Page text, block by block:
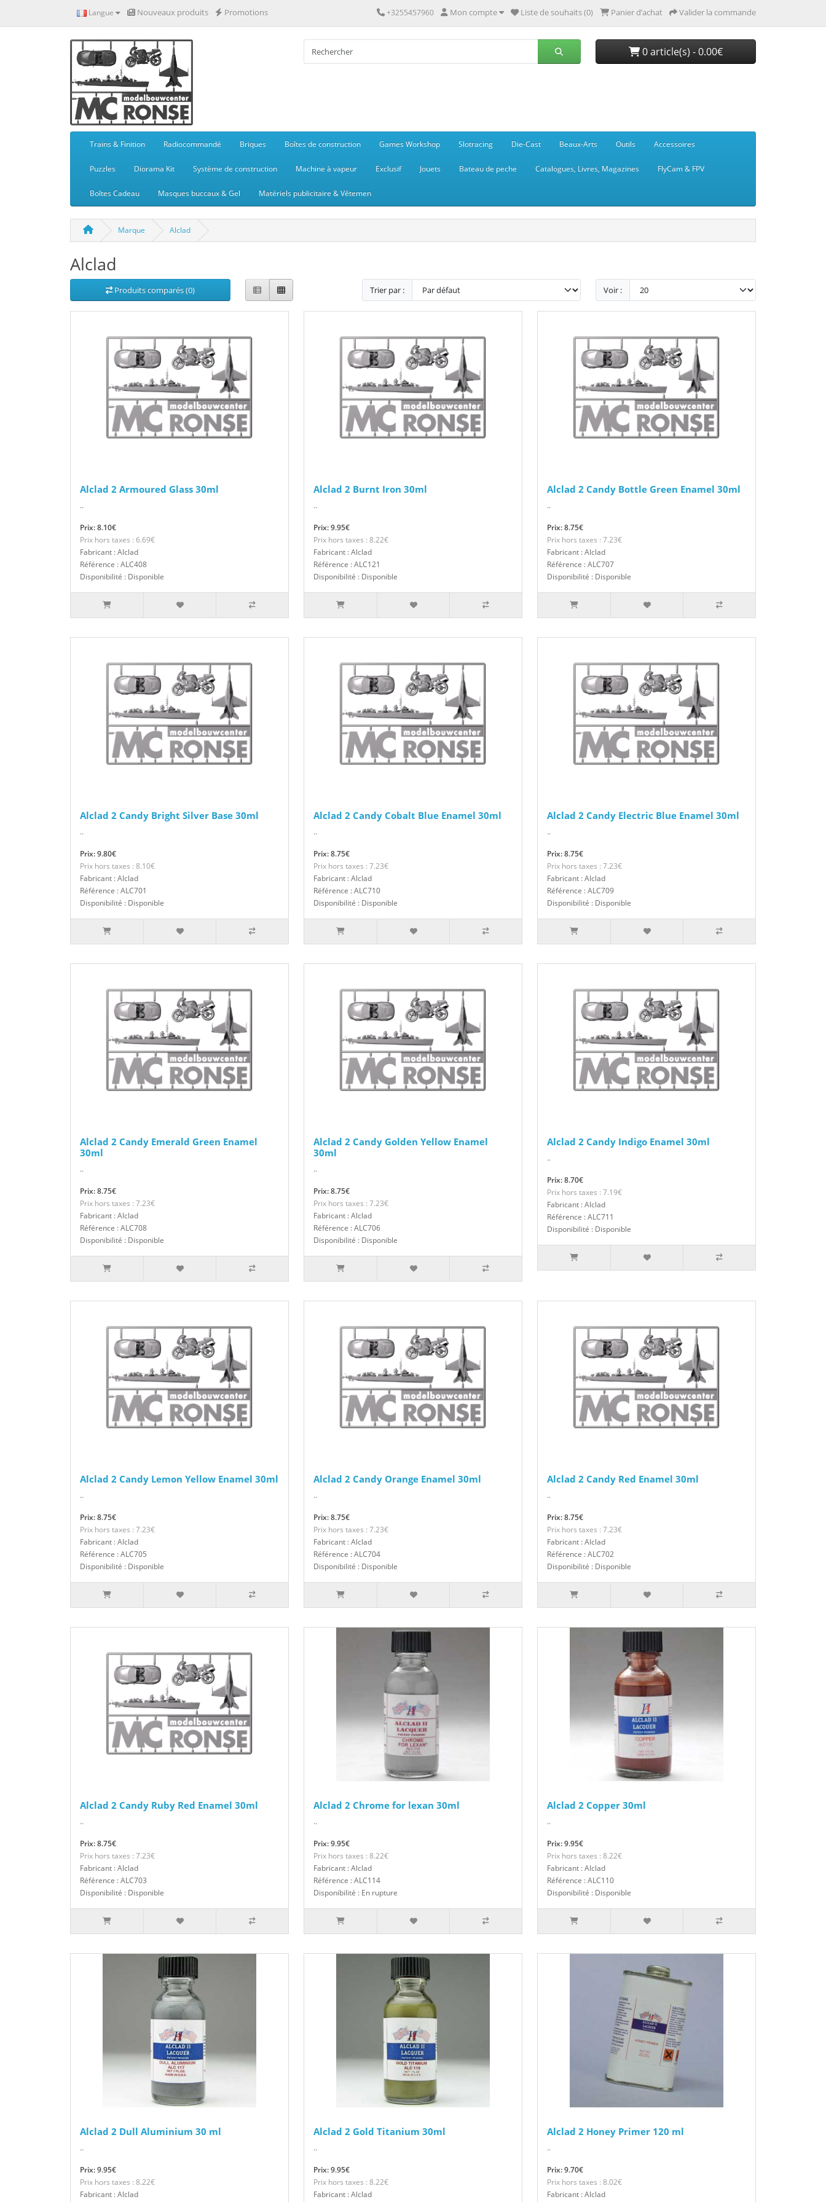
Langue Nouveaux produits Promotions +3255457960 Mon compte Liste de souhaits (0) Panier d’achat Valider la commande
0 article(s) - 0.00€
Trains & Finition Radiocommandé Briques Boîtes de construction Games Workshop Slotracing Die-Cast Beaux-Arts Outils Accessoires
Puzzles Diorama Kit Système de construction Machine à vapeur Exclusif Jouets Bateau de peche Catalogues, Livres, Magazines FlyCam & FPV
Boîtes Cadeau Masques buccaux & Gel Matériels publicitaire & Vêtemen
Marque Alclad
Alclad
Produits comparés (0) Trier par : Voir :
Alclad 2 Armoured Glass 30ml
..
Prix: 8.10€
Prix hors taxes : 6.69€
Fabricant : Alclad
Référence : ALC408
Disponibilité : Disponible
Alclad 2 Burnt Iron 30ml
..
Prix: 9.95€
Prix hors taxes : 8.22€
Fabricant : Alclad
Référence : ALC121
Disponibilité : Disponible
Alclad 2 Candy Bottle Green Enamel 30ml
..
Prix: 8.75€
Prix hors taxes : 7.23€
Fabricant : Alclad
Référence : ALC707
Disponibilité : Disponible
Alclad 2 Candy Bright Silver Base 30ml
..
Prix: 9.80€
Prix hors taxes : 8.10€
Fabricant : Alclad
Référence : ALC701
Disponibilité : Disponible
Alclad 2 Candy Cobalt Blue Enamel 30ml
..
Prix: 8.75€
Prix hors taxes : 7.23€
Fabricant : Alclad
Référence : ALC710
Disponibilité : Disponible
Alclad 2 Candy Electric Blue Enamel 30ml
..
Prix: 8.75€
Prix hors taxes : 7.23€
Fabricant : Alclad
Référence : ALC709
Disponibilité : Disponible
Alclad 2 Candy Emerald Green Enamel
30ml
..
Prix: 8.75€
Prix hors taxes : 7.23€
Fabricant : Alclad
Référence : ALC708
Disponibilité : Disponible
Alclad 2 Candy Golden Yellow Enamel
30ml
..
Prix: 8.75€
Prix hors taxes : 7.23€
Fabricant : Alclad
Référence : ALC706
Disponibilité : Disponible
Alclad 2 Candy Indigo Enamel 30ml
..
Prix: 8.70€
Prix hors taxes : 7.19€
Fabricant : Alclad
Référence : ALC711
Disponibilité : Disponible
Alclad 2 Candy Lemon Yellow Enamel 30ml
..
Prix: 8.75€
Prix hors taxes : 7.23€
Fabricant : Alclad
Référence : ALC705
Disponibilité : Disponible
Alclad 2 Candy Orange Enamel 30ml
..
Prix: 8.75€
Prix hors taxes : 7.23€
Fabricant : Alclad
Référence : ALC704
Disponibilité : Disponible
Alclad 2 Candy Red Enamel 30ml
..
Prix: 8.75€
Prix hors taxes : 7.23€
Fabricant : Alclad
Référence : ALC702
Disponibilité : Disponible
Alclad 2 Candy Ruby Red Enamel 30ml
..
Prix: 8.75€
Prix hors taxes : 7.23€
Fabricant : Alclad
Référence : ALC703
Disponibilité : Disponible
Alclad 2 Chrome for lexan 30ml
..
Prix: 9.95€
Prix hors taxes : 8.22€
Fabricant : Alclad
Référence : ALC114
Disponibilité : En rupture
Alclad 2 Copper 30ml
..
Prix: 9.95€
Prix hors taxes : 8.22€
Fabricant : Alclad
Référence : ALC110
Disponibilité : Disponible
Alclad 2 Dull Aluminium 30 ml
..
Prix: 9.95€
Prix hors taxes : 8.22€
Fabricant : Alclad
Alclad 2 Gold Titanium 30ml
..
Prix: 9.95€
Prix hors taxes : 8.22€
Fabricant : Alclad
Alclad 2 Honey Primer 120 ml
..
Prix: 9.70€
Prix hors taxes : 8.02€
Fabricant : Alclad